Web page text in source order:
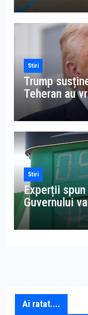
la parcări
Stiri
Trump
Teheran au
suprem al
Khamenei
Stiri
Experții
Guvernului
pompă.
decât în
Ai ratat....